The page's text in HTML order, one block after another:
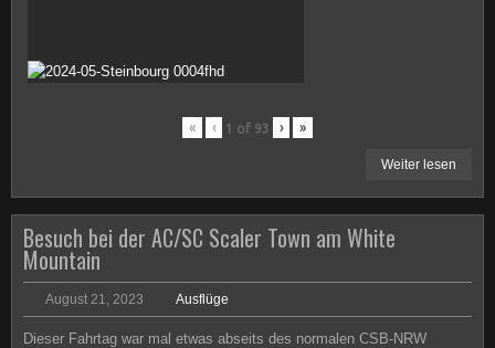
« ‹ 1 of 93 › »
Weiter lesen
Besuch bei der AC/SC Scaler Town am White
Mountain
August 21, 2023 Ausflüge
Dieser Fahrtag war mal etwas abseits des normalen CSB-NRW